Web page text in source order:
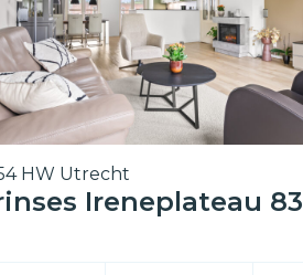
HW Utrecht
Ireneplateau 83